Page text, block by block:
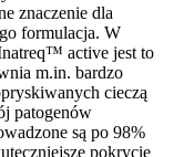
znaczenie dla
formulacja. W
active jest to
m.in. bardzo
cieczą
patogenów
są po 98%
pokrycie